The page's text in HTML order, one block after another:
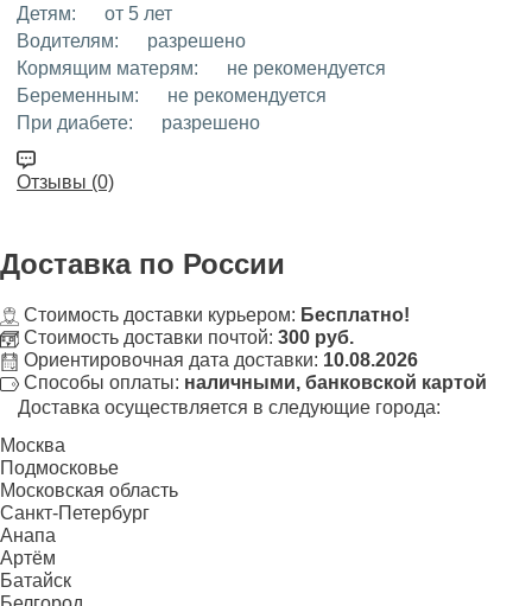
Детям:
от 5 лет
Водителям:
разрешено
Кормящим матерям:
не рекомендуется
Беременным:
не рекомендуется
При диабете:
разрешено
Отзывы (0)
Доставка по России
Стоимость доставки курьером: Бесплатно!
Стоимость доставки почтой: 300 руб.
Ориентировочная дата доставки: 10.08.2026
Способы оплаты: наличными, банковской картой
Доставка осуществляется в следующие города:
Москва
Подмосковье
Московская область
Санкт-Петербург
Анапа
Артём
Батайск